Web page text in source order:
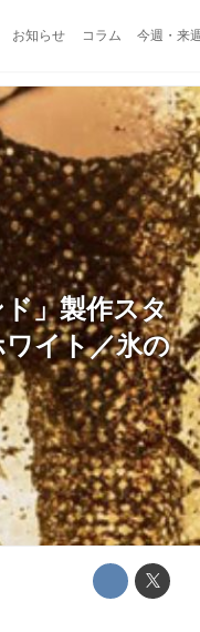
お知らせ コラム 今週・来
」製作スタ
イト／氷の